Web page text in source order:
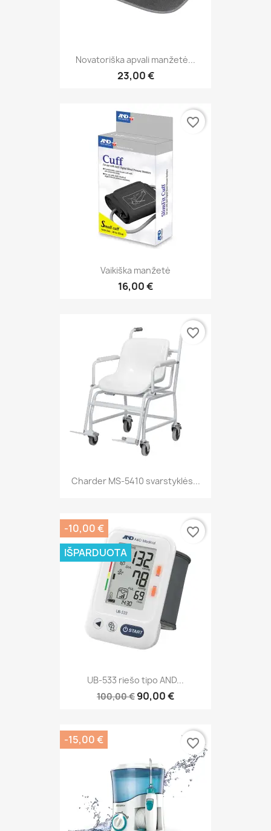
Novatoriška apvali manžetė...
23,00 €
Vaikiška manžetė
16,00 €
favorite_border
Charder MS-5410 svarstyklės...
favorite_border
UB-533 riešo tipo AND...
100,00 € 90,00 €
-10,00 €
IŠPARDUOTA
favorite_border
-15,00 € favorite_border